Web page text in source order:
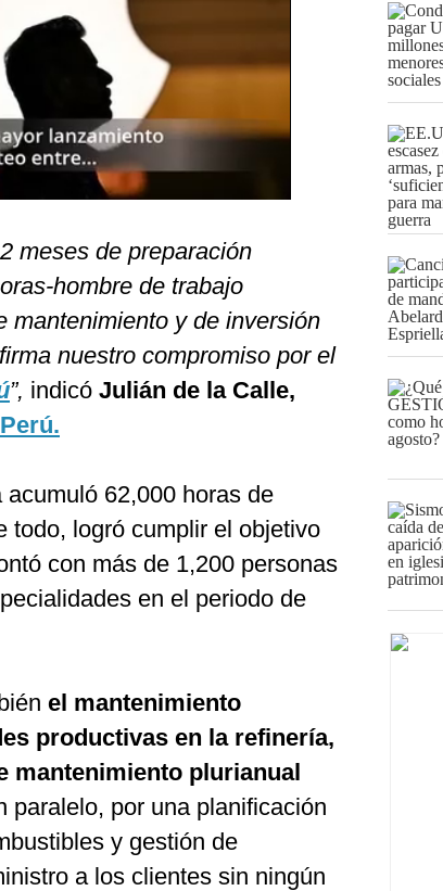
meses de preparación
hombre de trabajo
mantenimiento y de inversión
nuestro compromiso por el
”, indicó Julián de la Calle,
62,000 horas de
todo, logró cumplir el objetivo
con más de 1,200 personas
en el periodo de
el mantenimiento
productivas en la refinería,
mantenimiento plurianual
paralelo, por una planificación
y gestión de
a los clientes sin ningún